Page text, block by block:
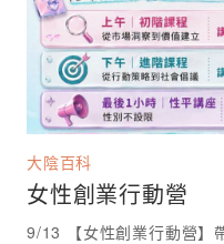
大陰百科
女性創業行動營
9/13 【女性創業行動營】